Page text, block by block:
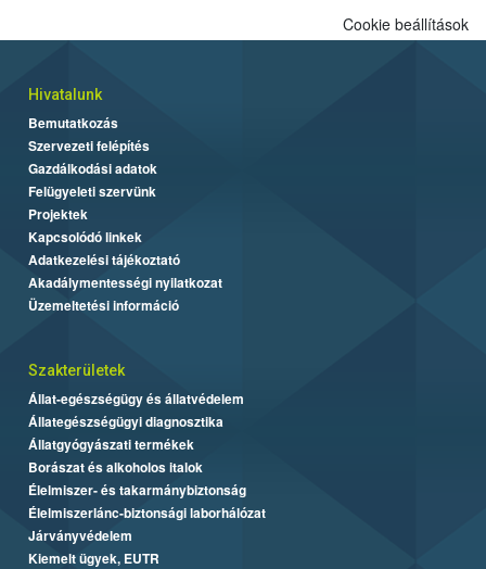
Cookie beállítások
Hivatalunk
Bemutatkozás
Szervezeti felépítés
Gazdálkodási adatok
Felügyeleti szervünk
Projektek
Kapcsolódó linkek
Adatkezelési tájékoztató
Akadálymentességi nyilatkozat
Üzemeltetési információ
Szakterületek
Állat-egészségügy és állatvédelem
Állategészségügyi diagnosztika
Állatgyógyászati termékek
Borászat és alkoholos italok
Élelmiszer- és takarmánybiztonság
Élelmiszerlánc-biztonsági laborhálózat
Járványvédelem
Kiemelt ügyek, EUTR